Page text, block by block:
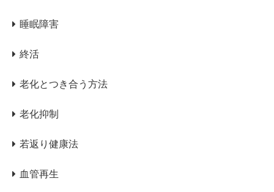
睡眠障害
終活
老化とつき合う方法
老化抑制
若返り健康法
血管再生